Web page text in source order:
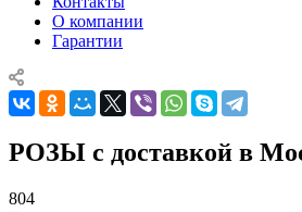
О компании
Гарантии
РОЗЫ с доставкой в
804